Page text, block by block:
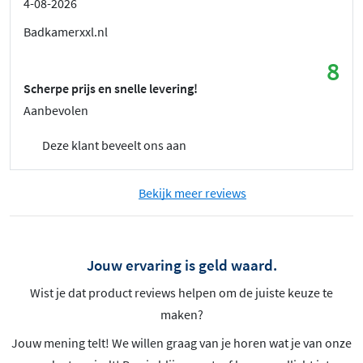
Badkamerxxl.nl
8
Scherpe prijs en snelle levering!
Aanbevolen
Deze klant beveelt ons aan
Bekijk meer reviews
Jouw ervaring is geld waard.
Wist je dat product reviews helpen om de juiste keuze te
maken?
Jouw mening telt! We willen graag van je horen wat je van onze